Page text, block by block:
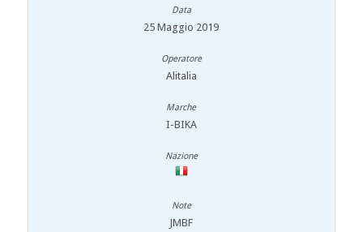
25 Maggio 2019
Alitalia
I-BIKA
JMBF